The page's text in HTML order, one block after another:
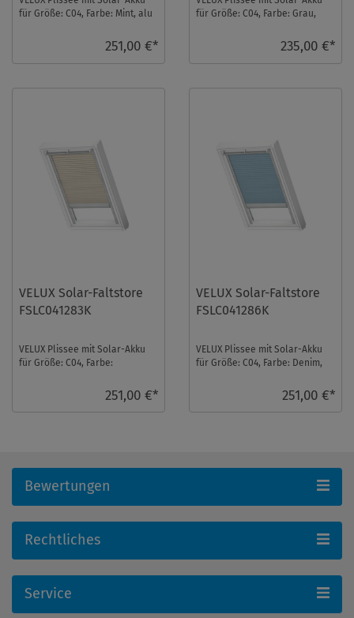
für Größe: C04, Farbe: Mint, alu
251,00 €*
für Größe: C04, Farbe: Grau,
semitransparent, io-hom ...
235,00 €*
VELUX Solar-Faltstore
FSLC041283K
VELUX Plissee mit Solar-Akku
für Größe: C04, Farbe:
transparent, io-home ...251,00 €*
VELUX Solar-Faltstore
FSLC041286K
VELUX Plissee mit Solar-Akku
für Größe: C04, Farbe: Denim,
251,00 €*
Bewertungen
Rechtliches
Service